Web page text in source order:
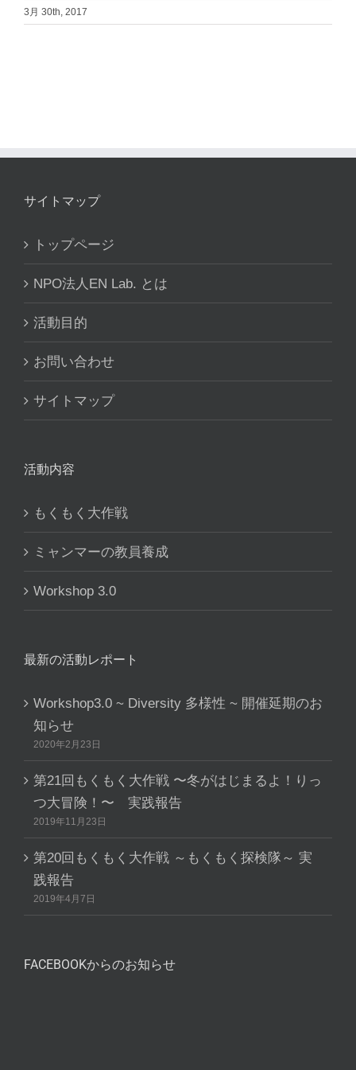
3月 30th, 2017
サイトマップ
トップページ
NPO法人EN Lab. とは
活動目的
お問い合わせ
サイトマップ
活動内容
もくもく大作戦
ミャンマーの教員養成
Workshop 3.0
最新の活動レポート
Workshop3.0 ~ Diversity 多様性 ~ 開催延期のお
知らせ
2020年2月23日
第21回もくもく大作戦 〜冬がはじまるよ！りっ
つ大冒険！〜 実践報告
2019年11月23日
第20回もくもく大作戦 ～もくもく探検隊～ 実
践報告
2019年4月7日
FACEBOOKからのお知らせ